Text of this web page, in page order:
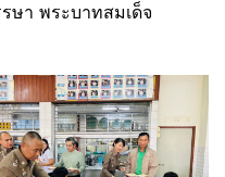
ษา พระบาทสมเด็จ